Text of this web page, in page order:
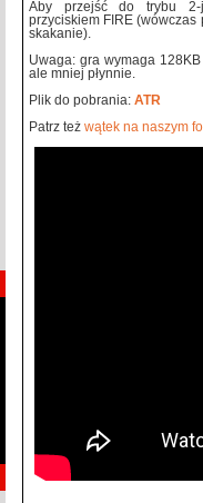
Aby przejść do trybu 2-
przyciskiem FIRE
skakanie).
Uwaga: gra wymaga
ale mniej płynnie.
Plik do pobrania: ATR
Patrz też wątek na naszym